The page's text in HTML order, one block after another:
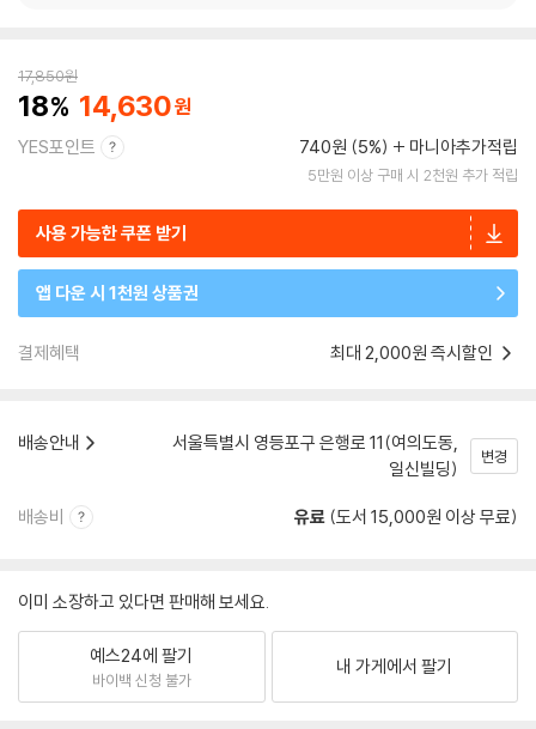
17,850원
18 14,630
YES포인트 740원 (5%) 마니아추가적립
5만원 이상 구매 시 2천원 추가 적립
사용 가능한 쿠폰 받기
앱 다운 시 1천원 상품권
결제혜택 최대 2,000원 즉시할인
배송안내
서울특별시 영등포구 은행로 11(여의도동,
일신빌딩)
변경
배송비 유료 (도서 15,000원 이상 무료)
이미 소장하고 있다면 판매해 보세요.
예스24에 팔기
바이백 신청 불가
내 가게에서 팔기